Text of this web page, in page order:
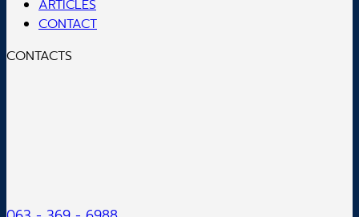
ARTICLES
CONTACT
CONTACTS